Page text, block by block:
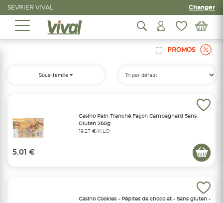
SEVRIER VIVAL Changer
PROMOS
Sous-famille
Casino Pain Tranché Façon Campagnard Sans
Gluten 260g
19,27 €/KILO
5.01 €
Casino Cookies - Pépites de chocolat - Sans gluten -